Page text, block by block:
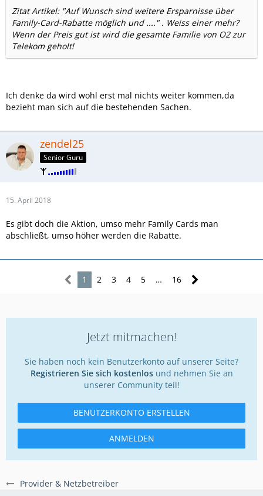
Provider & Netzbetreiber
Zitat Artikel: "Auf Wunsch sind weitere Ersparnisse über
Family-Card-Rabatte möglich und ...." . Weiss einer mehr?
Wenn der Preis gut ist wird die gesamte Familie von O2 zur
Telekom geholt!
Ich denke da wird wohl erst mal nichts weiter kommen,da
bezieht man sich auf die bestehenden Sachen.
zendel25
Senior Guru
15. April 2018
Es gibt doch die Aktion, umso mehr Family Cards man
abschließt, umso höher werden die Rabatte.
1 2 3 4 5 … 16
Jetzt mitmachen!
Sie haben noch kein Benutzerkonto auf unserer Seite?
Registrieren Sie sich kostenlosund nehmen Sie an
unserer Community teil!
BENUTZERKONTO ERSTELLEN
ANMELDEN